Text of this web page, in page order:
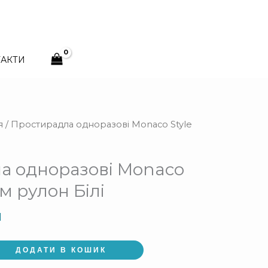
/ Простирадла одноразові Monaco Style
одноразові Monaco
рулон Білі
Поточна
ДОДАТИ В КОШИК